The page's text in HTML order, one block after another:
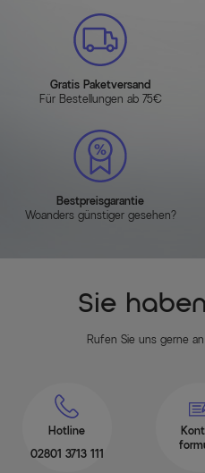
Gratis Paketversand
Für Bestellungen ab 75€
Bestpreisgarantie
Woanders günstiger gesehen?
Sie
Rufen Sie uns gerne
Hotline
02801 3713 111